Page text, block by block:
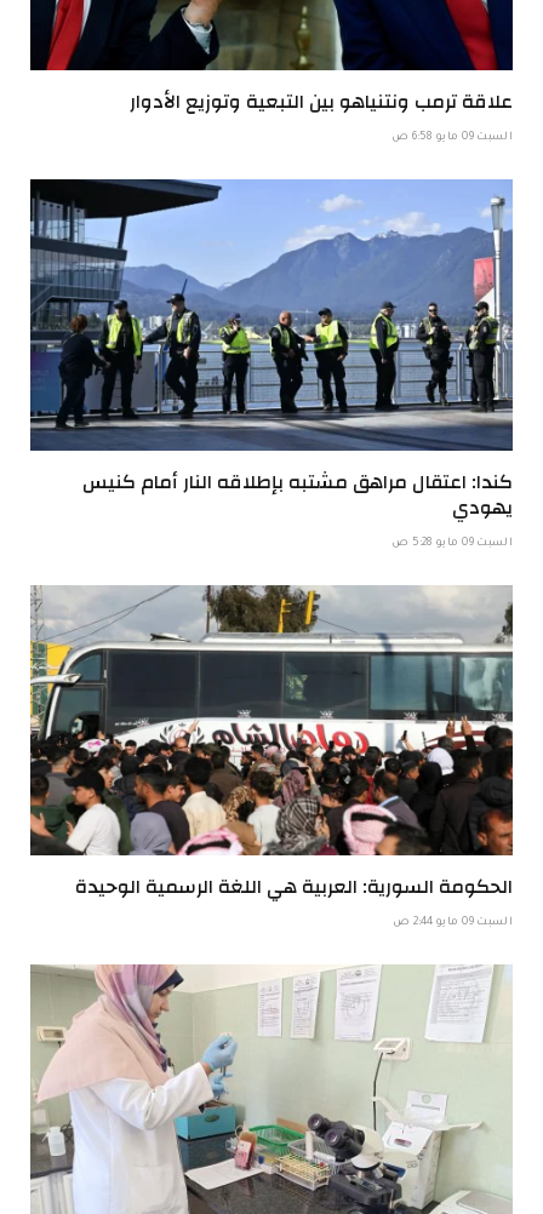
علاقة ترمب ونتنياهو بين التبعية وتوزيع الأدوار
السبت 09 مايو 6:58 ص
كندا: اعتقال مراهق مشتبه بإطلاقه النار أمام كنيس
يهودي
السبت 09 مايو 5:28 ص
الحكومة السورية: العربية هي اللغة الرسمية الوحيدة
السبت 09 مايو 2:44 ص